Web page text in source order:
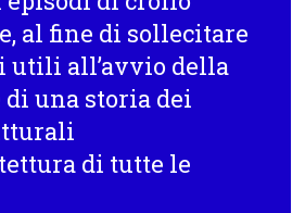
al fine di sollecitare
utili all’avvio della
di una storia dei
di tutte le